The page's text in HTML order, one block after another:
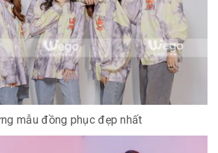
mẫu đồng phục đẹp nhất